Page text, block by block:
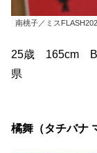
南桃子／ミス
25歳 165cm
県
橘舞（タチバナ